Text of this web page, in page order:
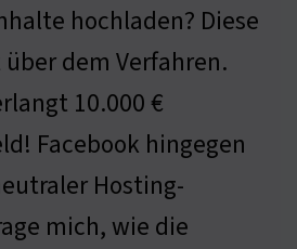
hochladen? Diese
dem Verfahren.
10.000 €
Facebook hingegen
Hosting-
mich, wie die